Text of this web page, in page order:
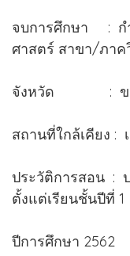
จบการศึกษา : ก
ศาสตร์ สาขา/ภา
จังหวัด :
สถานที่ใกล้เคียง :
ประวัติการสอน :
ตั้งแต่เรียนชั้นปีที่ 1
ปีการศึกษา 2562